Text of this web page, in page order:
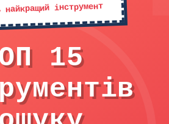
найкращий інструмент
15